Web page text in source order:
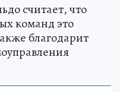
считает, что
команд это
благодарит